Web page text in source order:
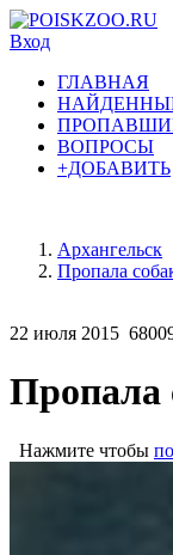
Вход
ГЛАВНАЯ
ВОПРОСЫ
+ДОБАВИТЬ
Архангельск
Пропала
22 июля 2015
Пропала
Нажмите чтобы